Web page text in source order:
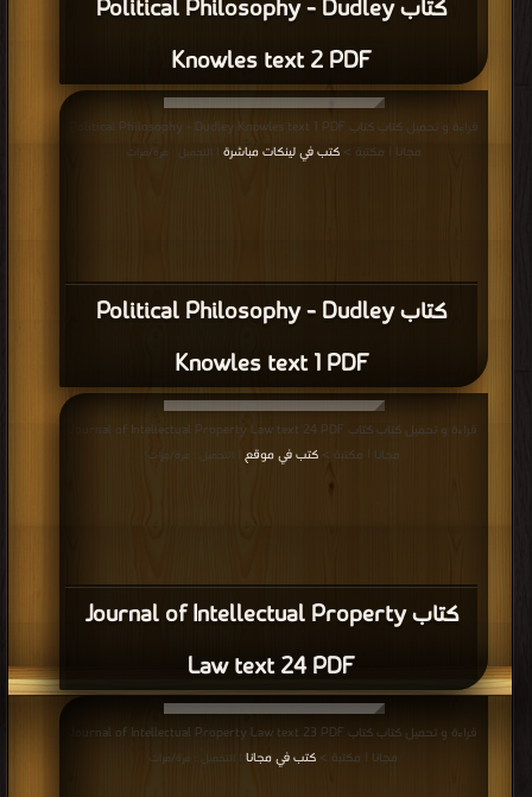
كتاب Political Philosophy - Dudley
Knowles text 2 PDF
كتاب Political Philosophy - Dudley
Knowles text 1 PDF
قراءة و تحميل كتاب كتاب Political Philosophy - Dudley Knowles text 1 PDF
مجانا | مكتبة >كتب في لينكات مباشرة | التحميل : مرة/مرات
كتاب Journal of Intellectual Property
Law text 24 PDF
قراءة و تحميل كتاب كتاب Journal of Intellectual Property Law text 24 PDF
مجانا | مكتبة >كتب في موقع | التحميل : مرة/مرات
قراءة و تحميل كتاب كتاب Journal of Intellectual Property Law text 23 PDF
مجانا | مكتبة > كتب في مجانا | التحميل : مرة/مرات